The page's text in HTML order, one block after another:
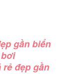
gần biển
rẻ đẹp gần